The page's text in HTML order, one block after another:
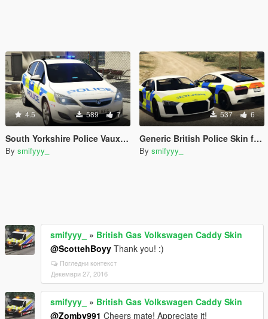
4.5 589 7
South Yorkshire Police Vauxhall Astra
By smifyyy_
537 6
Generic British Police Skin for Abdulrhman1's Audi R8 [NO LIGHTS]
By smifyyy_
smifyyy_ » British Gas Volkswagen Caddy Skin
@ScottehBoyy Thank you! :)
Погледни контекст
Декември 27, 2016
smifyyy_ » British Gas Volkswagen Caddy Skin
@Zomby991 Cheers mate! Appreciate it!